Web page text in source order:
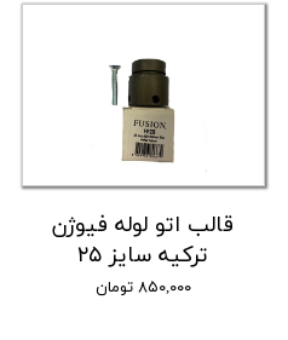
قالب اتو لوله فیوژن
ترکیه سایز ۲۵
۸۵۰,۰۰۰ تومان